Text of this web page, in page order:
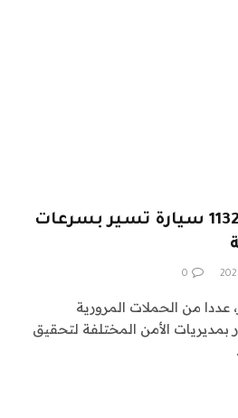
رادار المرور يلتقط 1132 سيارة تسير بسرعات
0
عددا من الحملات المرورية
بمديريات الأمن المختلفة لتحقيق